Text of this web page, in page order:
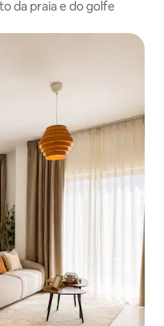
da praia e do golfe